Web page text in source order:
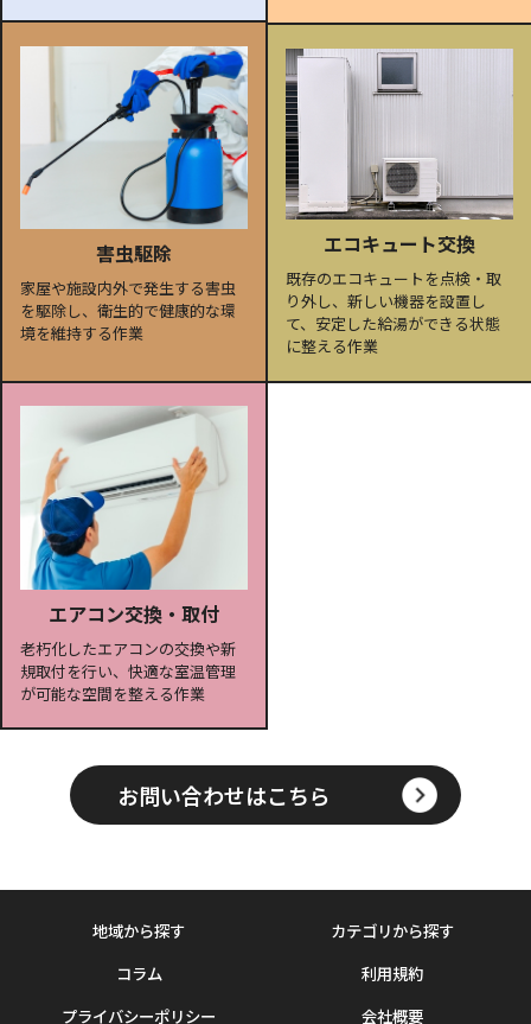
害虫駆除
家屋や施設内外で発生する害虫
を駆除し、衛生的で健康的な環
境を維持する作業
エコキュート交換
既存のエコキュートを点検・取
り外し、新しい機器を設置し
て、安定した給湯ができる状態
に整える作業
エアコン交換・取付
老朽化したエアコンの交換や新
規取付を行い、快適な室温管理
が可能な空間を整える作業
お問い合わせはこちら
地域から探す
カテゴリから探す
コラム
利用規約
プライバシーポリシー
会社概要